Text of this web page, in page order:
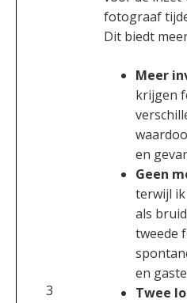
fotograaf
Dit biedt
Meer
krijgen
en
Geen
terwijl
als
tweede
en
Twee
3